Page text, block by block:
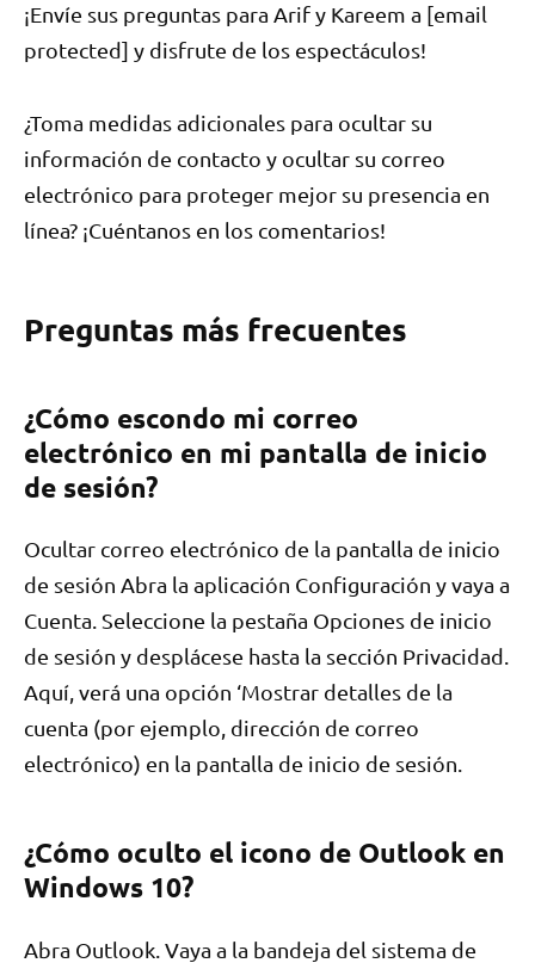
¡Envíe sus preguntas para Arif y Kareem a [email
protected] y disfrute de los espectáculos!
¿Toma medidas adicionales para ocultar su
información de contacto y ocultar su correo
electrónico para proteger mejor su presencia en
línea? ¡Cuéntanos en los comentarios!
Preguntas más frecuentes
¿Cómo escondo mi correo
electrónico en mi pantalla de inicio
de sesión?
Ocultar correo electrónico de la pantalla de inicio
de sesión Abra la aplicación Configuración y vaya a
Cuenta. Seleccione la pestaña Opciones de inicio
de sesión y desplácese hasta la sección Privacidad.
Aquí, verá una opción ‘Mostrar detalles de la
cuenta (por ejemplo, dirección de correo
electrónico) en la pantalla de inicio de sesión.
¿Cómo oculto el icono de Outlook en
Windows 10?
Abra Outlook. Vaya a la bandeja del sistema de